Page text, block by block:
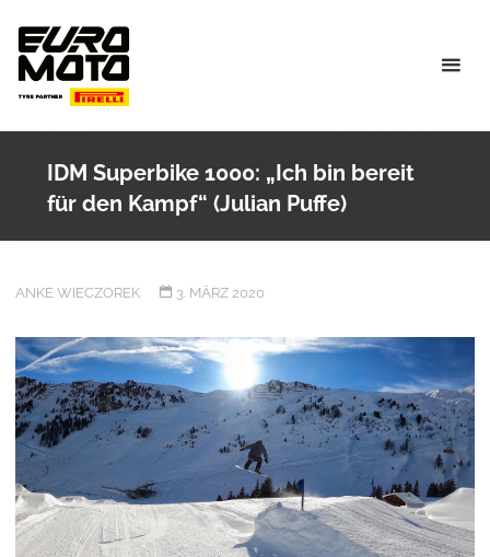
content
IDM Superbike 1000: „Ich bin bereit
für den Kampf“ (Julian Puffe)
ANKE WIECZOREK 3. MÄRZ 2020